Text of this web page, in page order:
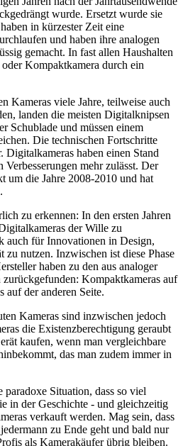
wurde. Ersetzt wurde sie
in kürzester Zeit eine
und haben ihre analogen
gemacht. In fast allen Haushalten
Kompaktkamera durch ein
Kameras viele Jahre, teilweise auch
landen die meisten Digitalknipsen
Schublade und müssen einem
Die technischen Fortschritte
haben einen Stand
Verbesserungen mehr zulässt. Der
um die Jahre 2008-2010 und hat
zu erkennen: In den ersten Jahren
der Wille zu
auch für Innovationen in Design,
nutzen. Inzwischen ist diese Phase
haben zu den aus analoger
Kompaktkameras auf
auf der anderen Seite.
Kameras sind inzwischen jedoch
die Existenzberechtigung geraubt
kaufen, wenn man vergleichbare
das man zudem immer in
Situation, dass so viel
in der Geschichte - und gleichzeitig
verkauft werden. Mag sein, dass
zu Ende geht und bald nur
als Kamerakäufer übrig bleiben.